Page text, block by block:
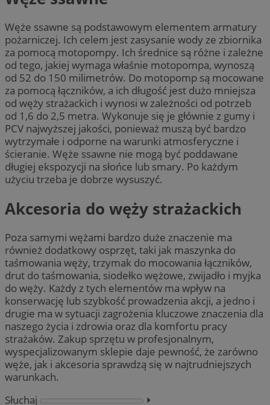
Węże ssawne są podstawowym elementem armatury
pożarniczej. Ich celem jest zasysanie wody ze zbiornika
za pomocą motopompy. Ich średnice są różne i zależne
od tego, jakiej wymaga właśnie motopompa, wynoszą
od 52 do 150 milimetrów. Do motopomp są mocowane
za pomocą łączników, a ich długość jest dużo mniejsza
od węży strażackich i wynosi w zależności od potrzeb
od 1,6 do 2,5 metra. Wykonuje się je głównie z gumy i
PCV najwyższej jakości, ponieważ muszą być bardzo
wytrzymałe i odporne na warunki atmosferyczne i
ścieranie. Węże ssawne nie mogą być poddawane
długiej ekspozycji na słońce lub smary. Po każdym
użyciu trzeba je dobrze wysuszyć.
Akcesoria do węży strażackich
Poza samymi wężami bardzo duże znaczenie ma
również dodatkowy osprzęt, taki jak maszynka do
taśmowania węży, trzymak do mocowania łączników,
drut do taśmowania, siodełko wężowe, zwijadło i myjka
do węży. Każdy z tych elementów ma wpływ na
konserwację lub szybkość prowadzenia akcji, a jedno i
drugie ma w sytuacji zagrożenia kluczowe znaczenia dla
naszego życia i zdrowia oraz dla komfortu pracy
strażaków. Zakup sprzętu w profesjonalnym,
wyspecjalizowanym sklepie daje pewność, że zarówno
węże, jak i akcesoria sprawdzą się w najtrudniejszych
warunkach.
Słuchaj
⏵︎